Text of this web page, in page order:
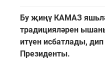
Бу җиңү КАМАЗ
традицияләрен
итүен исбатлады,
Президенты.